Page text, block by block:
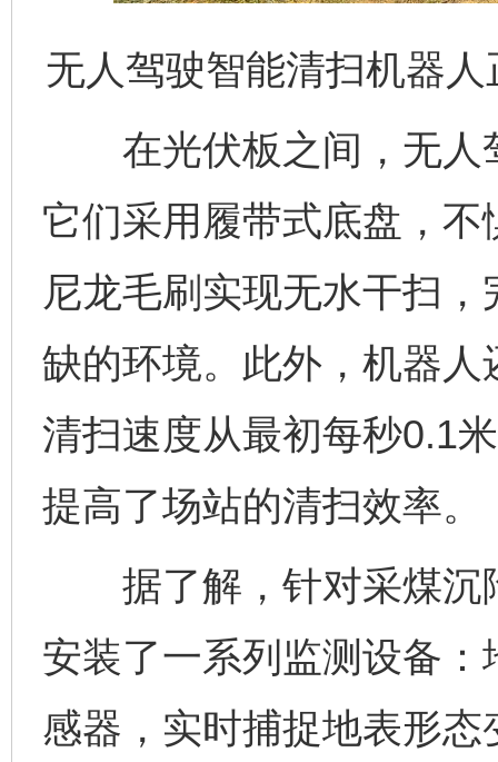
无人驾驶智能清扫机器
在光伏板之间，无人
它们采用履带式底盘，
尼龙毛刷实现无水干扫
缺的环境。此外，机器
清扫速度从最初每秒0.1
提高了场站的清扫效率。
据了解，针对采煤沉
安装了一系列监测设备
感器，实时捕捉地表形